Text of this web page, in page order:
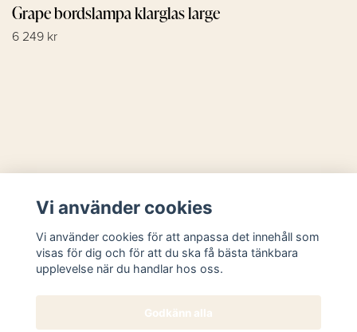
Grape bordslampa klarglas large
6 249 kr
Sociala medier
Vi använder cookies
Vi använder cookies för att anpassa det innehåll som
visas för dig och för att du ska få bästa tänkbara
upplevelse när du handlar hos oss.
Godkänn alla